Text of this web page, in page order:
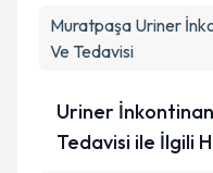
Muratpaşa Uriner
Ve Tedavisi
Uriner
Tedavisi ile İlgili